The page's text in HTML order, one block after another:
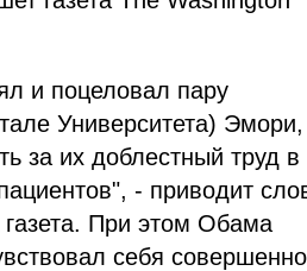
и поцеловал пару
Университета) Эмори,
за их доблестный труд в
- приводит
При этом Обама
себя